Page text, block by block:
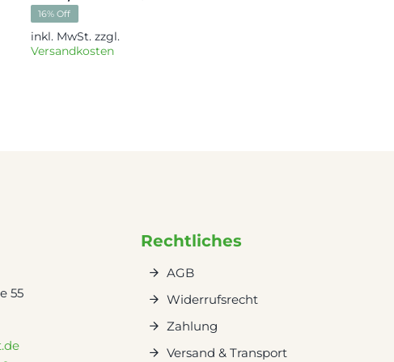
Ursprünglicher
Aktueller
16% Off
inkl. MwSt. zzgl.
Versandkosten
55
Rechtliches
AGB
Widerrufsrecht
Zahlung
Versand & Transport